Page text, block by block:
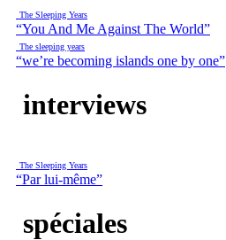
The Sleeping Years
“You And Me Against The World”
The sleeping years
“we’re becoming islands one by one”
interviews
The Sleeping Years
“Par lui-même”
spéciales